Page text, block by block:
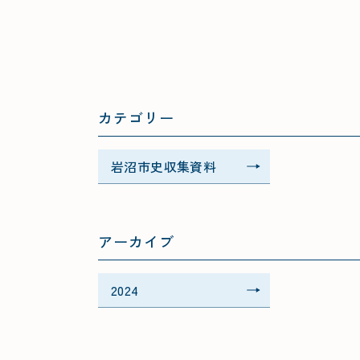
カテゴリー
岩沼市史収集資料
アーカイブ
2024